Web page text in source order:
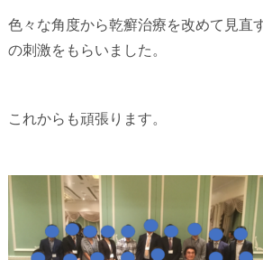
色々な角度から乾癬治療を改めて見直
の刺激をもらいました。
これからも頑張ります。